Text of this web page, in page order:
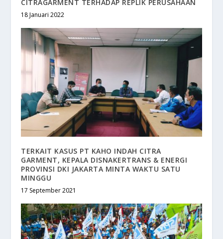
CITRAGARMENT TERHADAP REPLIK PERUSAHAAN
18 Januari 2022
TERKAIT KASUS PT KAHO INDAH CITRA
GARMENT, KEPALA DISNAKERTRANS & ENERGI
PROVINSI DKI JAKARTA MINTA WAKTU SATU
MINGGU
17 September 2021